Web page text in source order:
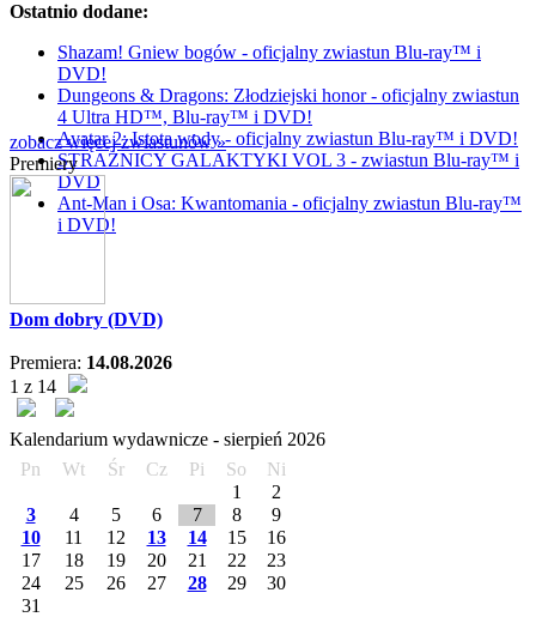
Ostatnio dodane:
Shazam! Gniew bogów - oficjalny zwiastun Blu-ray™ i
DVD!
Dungeons & Dragons: Złodziejski honor - oficjalny zwiastun
4 Ultra HD™, Blu-ray™ i DVD!
Avatar 2: Istota wody - oficjalny zwiastun Blu-ray™ i DVD!
STRAŻNICY GALAKTYKI VOL 3 - zwiastun Blu-ray™ i
DVD
Ant-Man i Osa: Kwantomania - oficjalny zwiastun Blu-ray™
i DVD!
zobacz więcej zwiastunów »
Premiery
Dom dobry (DVD)
Premiera: 14.08.2026
1 z 14
Kalendarium wydawnicze - sierpień 2026
Pn
Wt Śr Cz Pi So
Ni
1
2
3
4 5 6 7 8
9
10
11 12 13 14 15
16
17
18 19 20 21 22
23
24
25 26 27 28 29
30
31